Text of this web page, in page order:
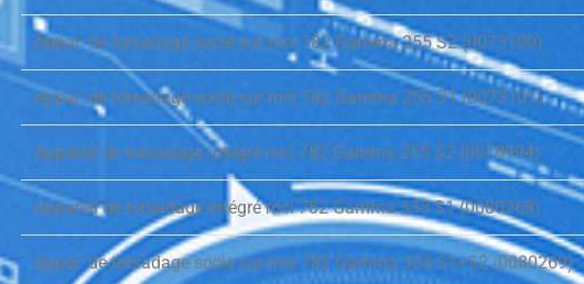
Appar. de torsadage socle sur mci 782 Gamma 255 S2 (0073100)
Appar. de torsadage socle sur mci 782 Gamma 255 S1 (0073101)
Appareil de torsadage intégré mci 782 Gamma 255 S2 (0078994)
Appareil de torsadage intégré mci 782 Gamma 333 S1 (0080268)
Appar. de torsadage socle sur mci 782 Gamma 333 S1+S2 (0080269)